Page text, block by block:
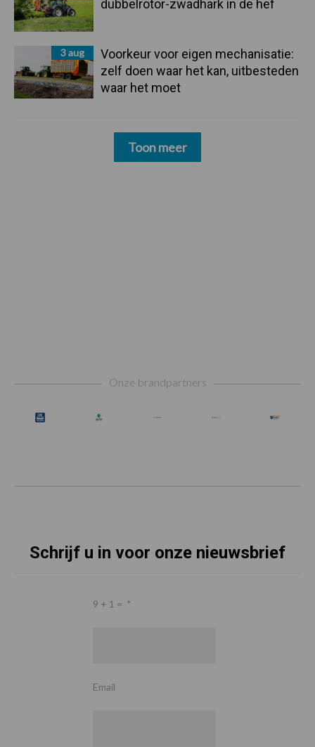
dubbelrotor-zwadhark in de hef
3 aug
Voorkeur voor eigen mechanisatie:
zelf doen waar het kan, uitbesteden
waar het moet
Toon meer
Onze brandpartners
Schrijf u in voor onze nieuwsbrief
9 + 1 = *
Email